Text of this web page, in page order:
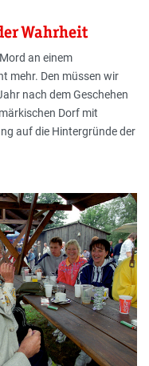
Wahrheit
an einem
mehr. Den müssen wir
nach dem Geschehen
Dorf mit
auf die Hintergründe der